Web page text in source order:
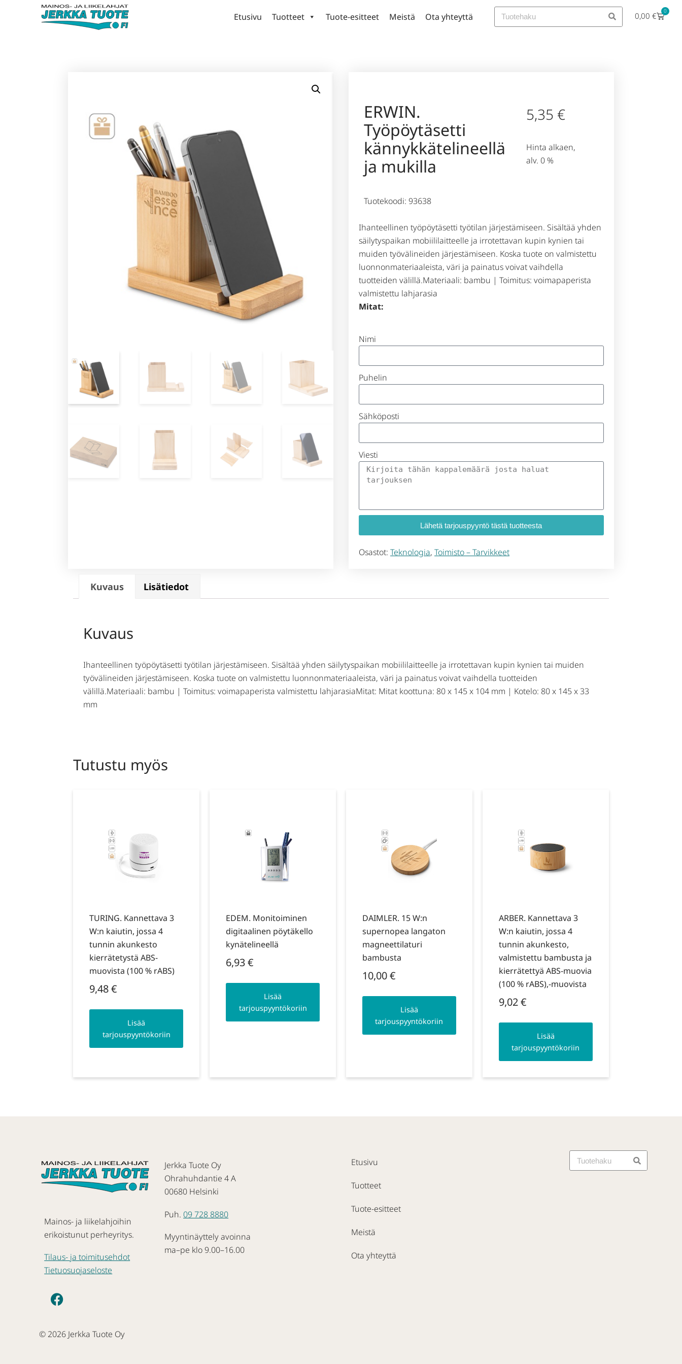
Etusivu Tuotteet Tuote-esitteet Meistä Ota yhteyttä 0,00€ 0
ERWIN.
Työpöytäsetti
kännykkätelineellä
ja mukilla
Tuotekoodi: 93638
5,35 €
Hinta alkaen,
alv. 0 %
Ihanteellinen työpöytäsetti työtilan järjestämiseen. Sisältää yhden
säilytyspaikan mobiililaitteelle ja irrotettavan kupin kynien tai
muiden työvälineiden järjestämiseen. Koska tuote on valmistettu
luonnonmateriaaleista, väri ja painatus voivat vaihdella
tuotteiden välillä.Materiaali: bambu | Toimitus: voimapaperista
valmistettu lahjarasia
Mitat:
Nimi
Puhelin
Sähköposti
Viesti
Lähetä tarjouspyyntö tästä tuotteesta
Osastot: Teknologia, Toimisto – Tarvikkeet
Kuvaus Lisätiedot
Kuvaus
Ihanteellinen työpöytäsetti työtilan järjestämiseen. Sisältää yhden säilytyspaikan mobiililaitteelle ja irrotettavan kupin kynien tai muiden
työvälineiden järjestämiseen. Koska tuote on valmistettu luonnonmateriaaleista, väri ja painatus voivat vaihdella tuotteiden
välillä.Materiaali: bambu | Toimitus: voimapaperista valmistettu lahjarasiaMitat: Mitat koottuna: 80 x 145 x 104 mm | Kotelo: 80 x 145 x 33
mm
Tutustu myös
TURING. Kannettava 3
W:n kaiutin, jossa 4
tunnin akunkesto
kierrätetystä ABS-
muovista (100 % rABS)
9,48€
Lisää
tarjouspyyntökoriin
EDEM. Monitoiminen
digitaalinen pöytäkello
kynätelineellä
6,93€
Lisää
tarjouspyyntökoriin
DAIMLER. 15 W:n
supernopea langaton
magneettilaturi
bambusta
10,00€
Lisää
tarjouspyyntökoriin
ARBER. Kannettava 3
W:n kaiutin, jossa 4
tunnin akunkesto,
valmistettu bambusta ja
kierrätettyä ABS-muovia
(100 % rABS),-muovista
9,02€
Lisää
tarjouspyyntökoriin
Mainos- ja liikelahjoihin
erikoistunut perheyritys.
Tilaus- ja toimitusehdot
Tietuosuojaseloste
Jerkka Tuote Oy
Ohrahuhdantie 4 A
00680 Helsinki
Puh. 09 728 8880
Myyntinäyttely avoinna
ma–pe klo 9.00–16.00
Etusivu
Tuotteet
Tuote-esitteet
Meistä
Ota yhteyttä
© 2026 Jerkka Tuote Oy